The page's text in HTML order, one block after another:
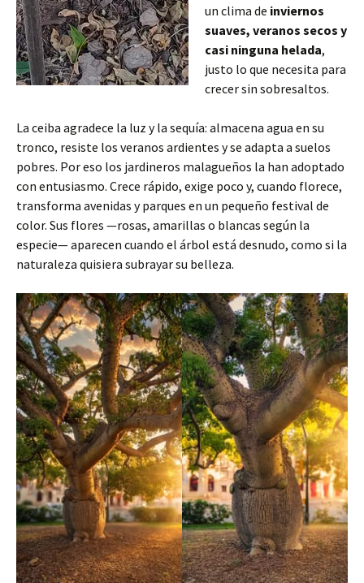
un clima de inviernos
suaves, veranos secos y
casi ninguna helada,
justo lo que necesita para
crecer sin sobresaltos.
La ceiba agradece la luz y la sequía: almacena agua en su
tronco, resiste los veranos ardientes y se adapta a suelos
pobres. Por eso los jardineros malagueños la han adoptado
con entusiasmo. Crece rápido, exige poco y, cuando florece,
transforma avenidas y parques en un pequeño festival de
color. Sus flores —rosas, amarillas o blancas según la
especie— aparecen cuando el árbol está desnudo, como si la
naturaleza quisiera subrayar su belleza.